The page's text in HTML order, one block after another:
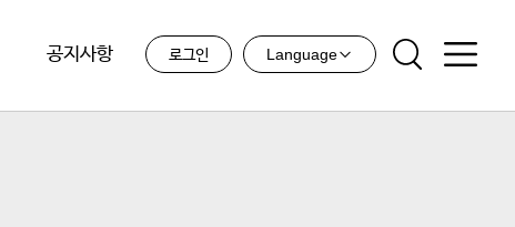
공지사항 로그인 Language